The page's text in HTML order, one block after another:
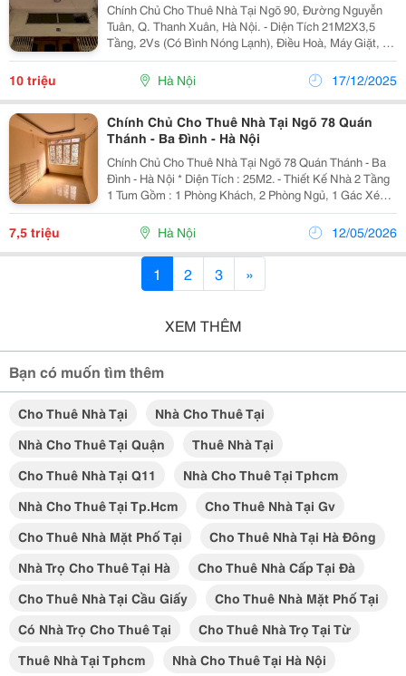
Chính Chủ Cho Thuê Nhà Tại Ngõ 90, Đường Nguyễn
Tuân, Q. Thanh Xuân, Hà Nội. - Diện Tích 21M2X3,5
Tầng, 2Vs (Có Bình Nóng Lạnh), Điều Hoà, Máy Giặt, 1
Phòng Khách, 2 Phòng Ngủ, Oto Đỗ Cách Cửa 10M,
Ngõ Rộng 8M, Nhà Gần Sát Trường Mẫu Giáo, Tiểu...
10 triệu Hà Nội 17/12/2025
Chính Chủ Cho Thuê Nhà Tại Ngõ 78 Quán
Thánh - Ba Đình - Hà Nội
Chính Chủ Cho Thuê Nhà Tại Ngõ 78 Quán Thánh - Ba
Đình - Hà Nội * Diện Tích : 25M2. - Thiết Kế Nhà 2 Tầng
1 Tum Gồm : 1 Phòng Khách, 2 Phòng Ngủ, 1 Gác Xép,
1 Vệ Sinh, 1 Sân Phơi Riêng. - Nhà Thoáng Mát Rộng
Rãi, Bếp Wc Riêng. - Xung Quanh Nhiều...
7,5 triệu Hà Nội 12/05/2026
1 2 3 »
XEM THÊM
Bạn có muốn tìm thêm
Cho Thuê Nhà Tại
Nhà Cho Thuê Tại
Nhà Cho Thuê Tại Quận
Thuê Nhà Tại
Cho Thuê Nhà Tại Q11
Nhà Cho Thuê Tại Tphcm
Nhà Cho Thuê Tại Tp.hcm
Cho Thuê Nhà Tại Gv
Cho Thuê Nhà Mặt Phố Tại
Cho Thuê Nhà Tại Hà Đông
Nhà Trọ Cho Thuê Tại Hà
Cho Thuê Nhà Cấp Tại Đà
Cho Thuê Nhà Tại Cầu Giấy
Cho Thuê Nhà Mặt Phố Tại
Có Nhà Trọ Cho Thuê Tại
Cho Thuê Nhà Trọ Tại Từ
Thuê Nhà Tại Tphcm
Nhà Cho Thuê Tại Hà Nội